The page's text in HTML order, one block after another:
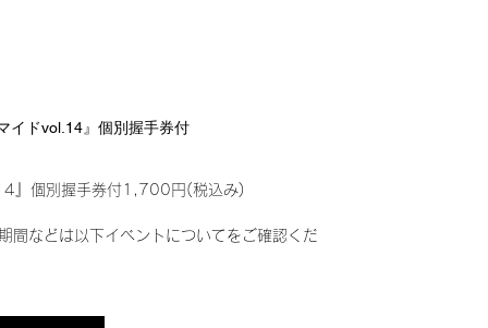
イドvol.14』個別握手券付
』個別握手券付1,700円(税込み)
間などは以下イベントについてをご確認くだ